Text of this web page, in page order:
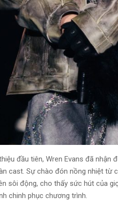
đầu tiên, Wren Evans đã nhận
cast. Sự chào đón nồng nhiệt từ
sôi động, cho thấy sức hút của
chinh phục chương trình.